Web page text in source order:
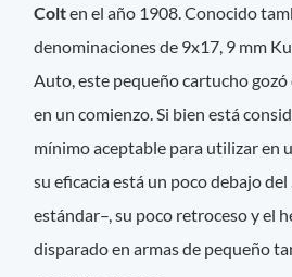
Colten el año 1908. Conocido
denominaciones de 9x17, 9 mm
Auto, este pequeño cartucho
en un comienzo. Si bien está
mínimo aceptable para utilizar en
su eficacia está un poco debajo del
estándar–, su poco retroceso y el
disparado en armas de pequeño